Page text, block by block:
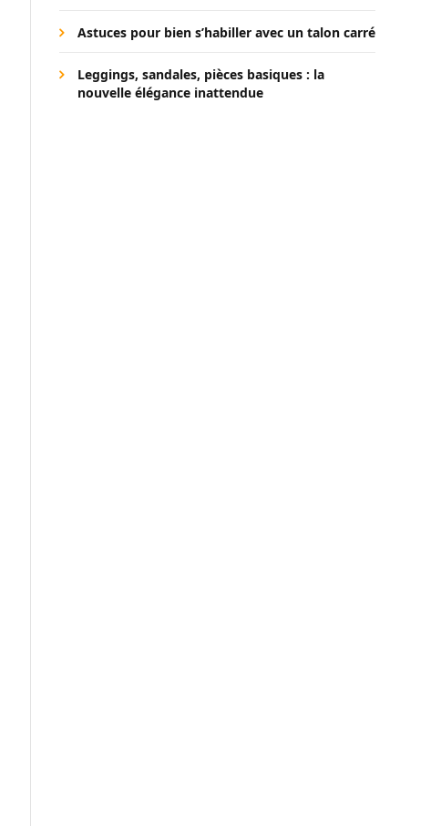
Astuces pour bien s’habiller avec un talon carré
Leggings, sandales, pièces basiques : la
nouvelle élégance inattendue